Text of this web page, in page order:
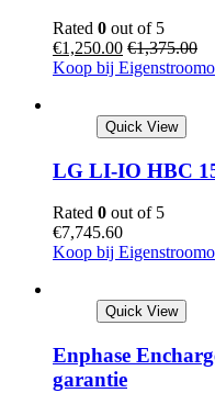
Rated 0 out of 5
€1,250.00 €1,375.00
Koop bij
Quick View
LG LI-IO HBC
Rated 0 out of 5
€7,745.60
Koop bij
Quick View
Enphase
garantie